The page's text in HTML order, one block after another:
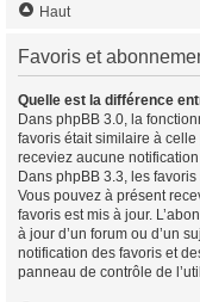
Haut
Favoris et
Quelle est la différence
Dans phpBB 3.0, la
favoris était similaire à
receviez aucune
Dans phpBB 3.3, les
Vous pouvez à présent
favoris est mis à jour.
à jour d’un forum ou d’un
notification des favoris et
panneau de contrôle de